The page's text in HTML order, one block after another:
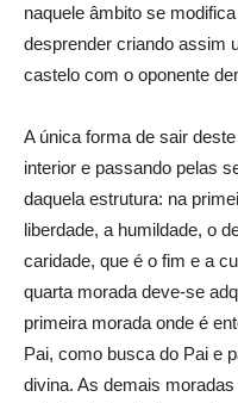
naquele âmbito se
desprender criando assim
castelo com o oponente
A única forma de sair
interior e passando pelas
daquela estrutura: na
liberdade, a humildade, o
caridade, que é o fim e a
quarta morada deve-se
primeira morada onde é
Pai, como busca do Pai e
divina. As demais